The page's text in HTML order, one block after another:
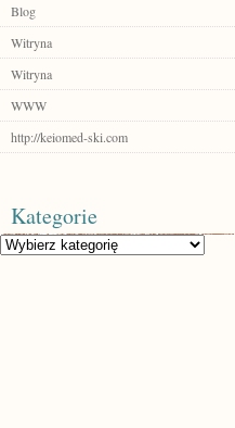
Blog
Witryna
Witryna
WWW
http://keiomed-ski.com
Kategorie
Kategorie